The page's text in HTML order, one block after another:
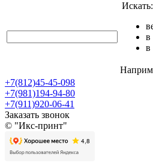
Искать:
в
в
+7(812)45-45-098
+7(981)194-94-80
+7(911)920-06-41
Заказать звонок
© "Икс-принт"